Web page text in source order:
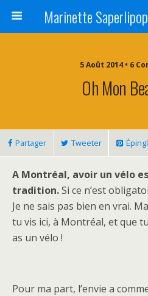
5 Août 2014 • 6
Oh Mon
Partager Tweeter
A Montréal, avoir un vélo
tradition.Si ce n’est
Je ne sais pas bien en vrai.
tu vis ici, à Montréal, et que
as un vélo !
Pour ma part, l’envie a